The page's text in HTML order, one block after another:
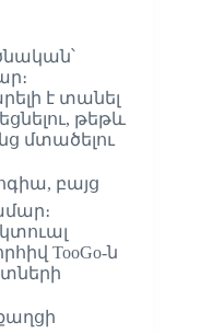
է տանել
թեթև
մտածելու
բայց
TooGo-ն